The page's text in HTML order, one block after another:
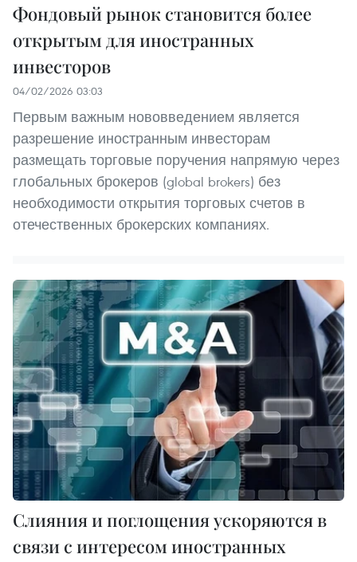
Фондовый рынок становится более
открытым для иностранных
инвесторов
04/02/2026 03:03
Первым важным нововведением является
разрешение иностранным инвесторам
размещать торговые поручения напрямую через
глобальных брокеров (global brokers) без
необходимости открытия торговых счетов в
отечественных брокерских компаниях.
Слияния и поглощения ускоряются в
связи с интересом иностранных